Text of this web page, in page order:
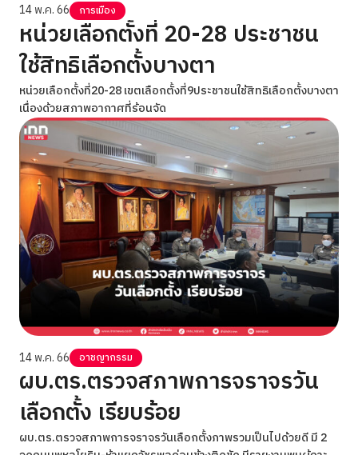
14 พ.ค. 66 การเมือง
หน่วยเลือกตั้งที่ 20-28 ประชาชน
ใช้สิทธิเลือกตั้งบางตา
หน่วยเลือกตั้งที่20-28 เขตเลือกตั้งที่9ประชาชนใช้สิทธิเลือกตั้งบางตา
เนื่องด้วยสภาพอากาศที่ร้อนจัด
14 พ.ค. 66 อาชญากรรม
ผบ.ตร.ตรวจสภาพการจราจรวัน
เลือกตั้ง เรียบร้อย
ผบ.ตร.ตรวจสภาพการจราจรวันเลือกตั้งภาพรวมเป็นไปด้วยดี มี 2